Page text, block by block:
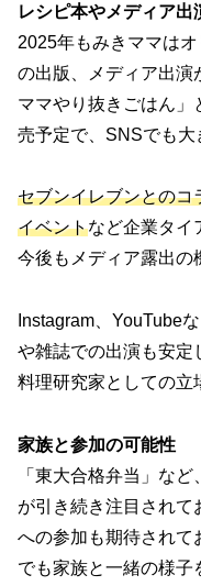
レシピ本やメディア出
2025年もみきママは
の出版、メディア出演
ママやり抜きごはん」
売予定で、SNSでも大
セブンイレブンとのコ
イベントなど企業タイ
今後もメディア露出の
Instagram、YouTube
や雑誌での出演も安定
料理研究家としての立
家族と参加の可能性
「東大合格弁当」な
が引き続き注目されて
への参加も期待されて
でも家族と一緒の様子